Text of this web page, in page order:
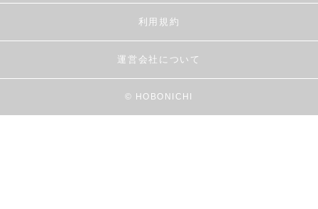
利用規約
運営会社について
© HOBONICHI